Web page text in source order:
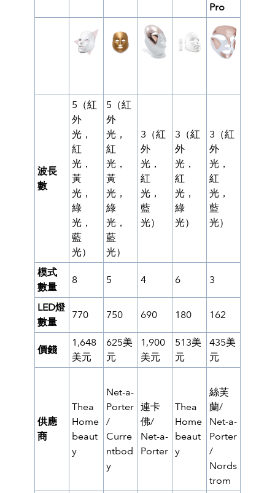
Pro
波長
數
5（紅
外
光，
紅
光，
黃
光，
綠
光，
藍
光）
5（紅
外
光，
紅
光，
黃
光，
綠
光，
藍
光）
3（紅
外
光，
紅
光，
藍
光）
3（紅
外
光，
紅
光，
綠
光）
3（紅
外
光，
紅
光，
藍
光）
模式
數量
8 5 4 6 3
LED燈
數量
770 750 690 180 162
價錢
1,648
美元
625美
元
1,900
美元
513美
元
435美
元
供應
商
Thea
Home
beaut
y
Net-a-
Porter
/
Curre
ntbod
y
連卡
佛/
Net-a-
Porter
Thea
Home
beaut
y
絲芙
蘭/
Net-a-
Porter
/
Nords
trom